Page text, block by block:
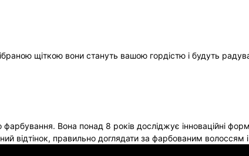
щіткою вони стануть вашою гордістю і будуть
Вона понад 8 років досліджує інноваційні
відтінок, правильно доглядати за фарбованим волоссям